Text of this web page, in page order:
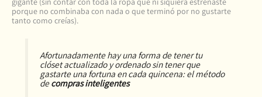
porque no combinaba con nada o que terminó por no gustarte
tanto como creías).
Afortunadamente hay una forma de tener tu
clóset actualizado y ordenado sin tener que
gastarte una fortuna en cada quincena: el método
decompras inteligentes